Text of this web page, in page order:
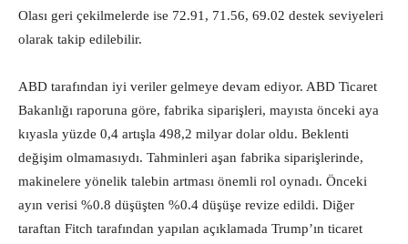
Olası geri çekilmelerde ise 72.91, 71.56, 69.02 destek seviyeleri
olarak takip edilebilir.
ABD tarafından iyi veriler gelmeye devam ediyor. ABD Ticaret
Bakanlığı raporuna göre, fabrika siparişleri, mayısta önceki aya
kıyasla yüzde 0,4 artışla 498,2 milyar dolar oldu. Beklenti
değişim olmamasıydı. Tahminleri aşan fabrika siparişlerinde,
makinelere yönelik talebin artması önemli rol oynadı. Önceki
ayın verisi %0.8 düşüşten %0.4 düşüşe revize edildi. Diğer
taraftan Fitch tarafından yapılan açıklamada Trump’ın ticaret